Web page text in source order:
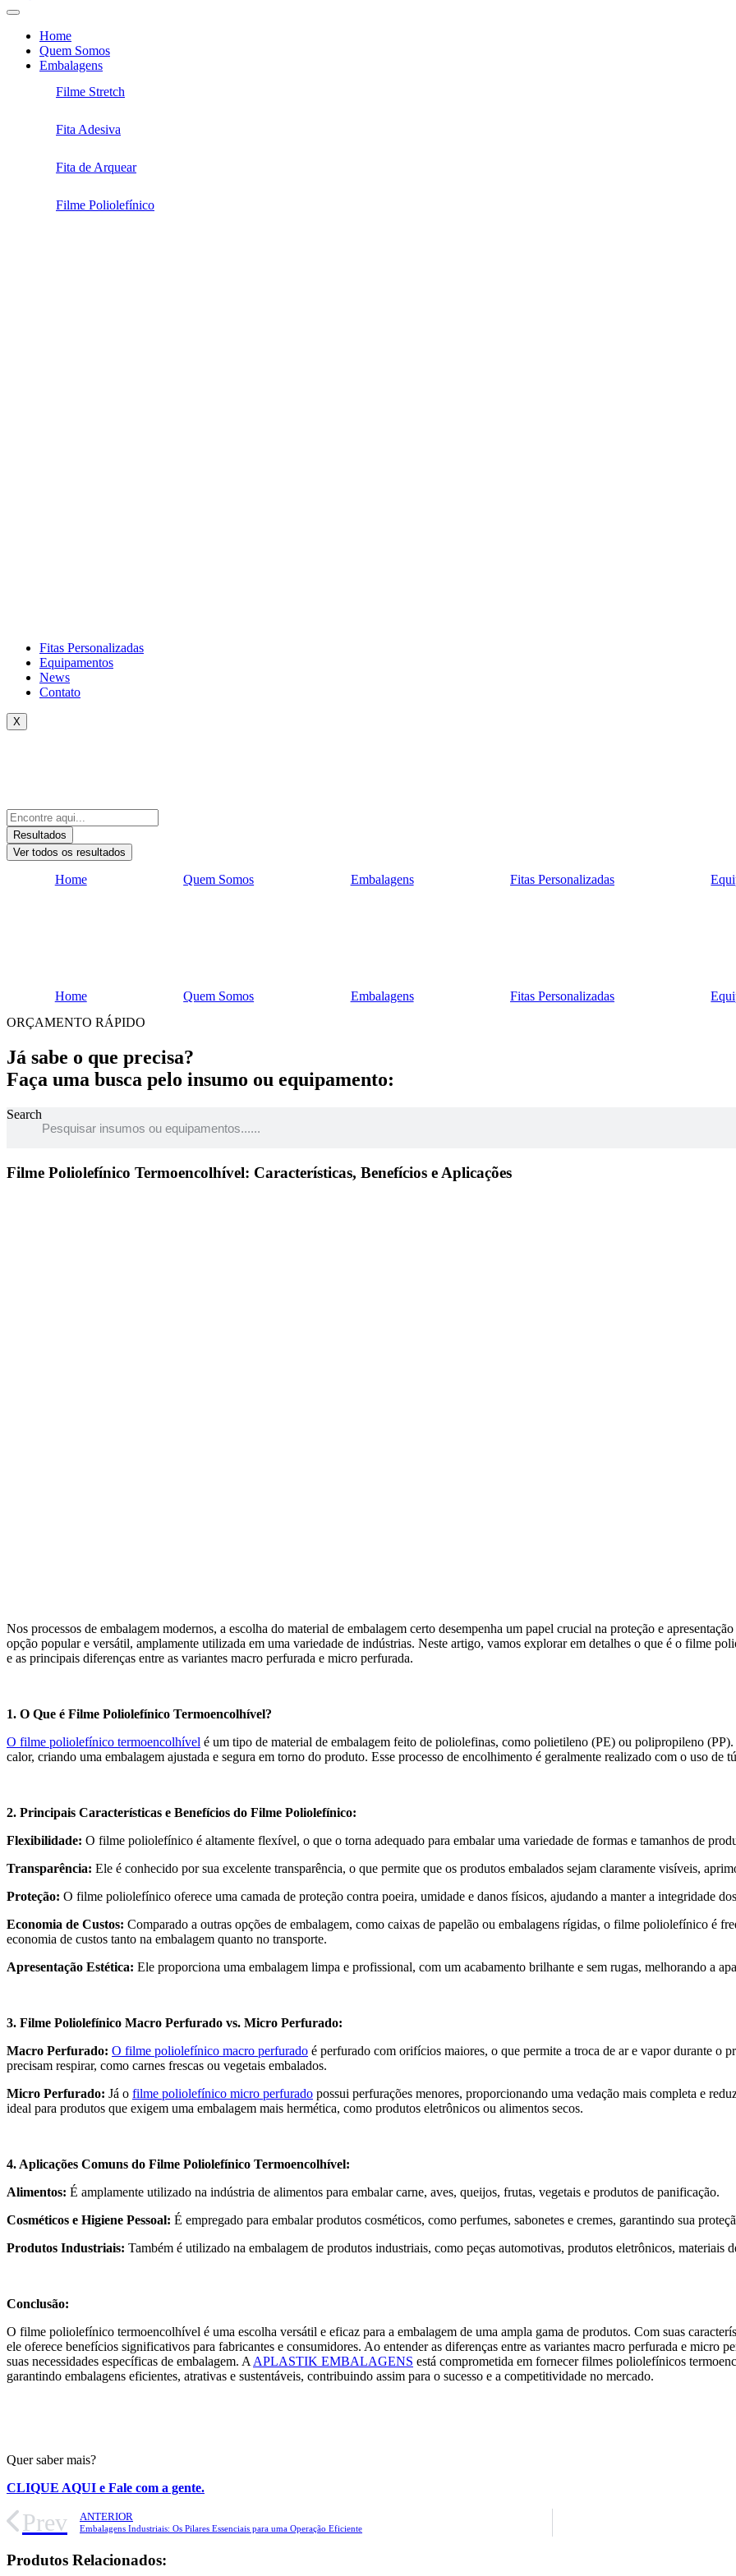
Home
Quem Somos
Embalagens
Filme Stretch
Fita Adesiva
Fita de Arquear
Filme Poliolefínico
Fitas Personalizadas
Equipamentos
News
Contato
X
Pesquisar
...Resultados
Ver todos os resultados
Home Quem Somos Embalagens Fitas Personalizadas
Home Quem Somos Embalagens Fitas Personalizadas
ORÇAMENTO RÁPIDO
Já sabe o que precisa?
Faça uma busca pelo insumo ou equipamento:
Search
Filme Poliolefínico Termoencolhível: Características, Benefícios e Aplicações
Nos processos de embalagem modernos, a escolha do material de embalagem certo desempenha um papel crucial na proteção e
opção popular e versátil, amplamente utilizada em uma variedade de indústrias. Neste artigo, vamos explorar em detalhes o que é o filme
e as principais diferenças entre as variantes macro perfurada e micro perfurada.
1. O Que é Filme Poliolefínico Termoencolhível?
O filme poliolefínico termoencolhível é um tipo de material de embalagem feito de poliolefinas, como polietileno (PE) ou polipropileno
calor, criando uma embalagem ajustada e segura em torno do produto. Esse processo de encolhimento é geralmente realizado com o uso de
2. Principais Características e Benefícios do Filme Poliolefínico:
Flexibilidade: O filme poliolefínico é altamente flexível, o que o torna adequado para embalar uma variedade de formas e tamanhos de
Transparência: Ele é conhecido por sua excelente transparência, o que permite que os produtos embalados sejam claramente visíveis,
Proteção: O filme poliolefínico oferece uma camada de proteção contra poeira, umidade e danos físicos, ajudando a manter a integridade
Economia de Custos: Comparado a outras opções de embalagem, como caixas de papelão ou embalagens rígidas, o filme poliolefínico é
economia de custos tanto na embalagem quanto no transporte.
Apresentação Estética: Ele proporciona uma embalagem limpa e profissional, com um acabamento brilhante e sem rugas, melhorando a
3. Filme Poliolefínico Macro Perfurado vs. Micro Perfurado:
Macro Perfurado: O filme poliolefínico macro perfurado é perfurado com orifícios maiores, o que permite a troca de ar e vapor durante o
precisam respirar, como carnes frescas ou vegetais embalados.
Micro Perfurado: Já o filme poliolefínico micro perfurado possui perfurações menores, proporcionando uma vedação mais completa e
ideal para produtos que exigem uma embalagem mais hermética, como produtos eletrônicos ou alimentos secos.
4. Aplicações Comuns do Filme Poliolefínico Termoencolhível:
Alimentos: É amplamente utilizado na indústria de alimentos para embalar carne, aves, queijos, frutas, vegetais e produtos de panificação.
Cosméticos e Higiene Pessoal: É empregado para embalar produtos cosméticos, como perfumes, sabonetes e cremes, garantindo sua
Produtos Industriais: Também é utilizado na embalagem de produtos industriais, como peças automotivas, produtos eletrônicos, materiais
Conclusão:
O filme poliolefínico termoencolhível é uma escolha versátil e eficaz para a embalagem de uma ampla gama de produtos. Com suas
ele oferece benefícios significativos para fabricantes e consumidores. Ao entender as diferenças entre as variantes macro perfurada e micro
suas necessidades específicas de embalagem. A APLASTIK EMBALAGENS está comprometida em fornecer filmes poliolefínicos
garantindo embalagens eficientes, atrativas e sustentáveis, contribuindo assim para o sucesso e a competitividade no mercado.
Quer saber mais?
CLIQUE AQUI e Fale com a gente.
Prev ANTERIOR
Embalagens Industriais: Os Pilares Essenciais para uma Operação Eficiente
Produtos Relacionados: